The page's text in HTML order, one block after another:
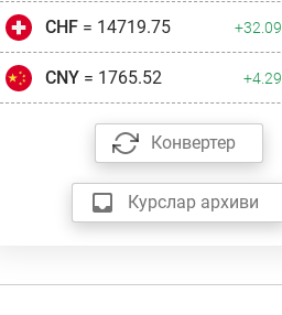
CHF= 14719.75 +32.09
CNY= 1765.52 +4.29
Конвертер
Курслар архиви